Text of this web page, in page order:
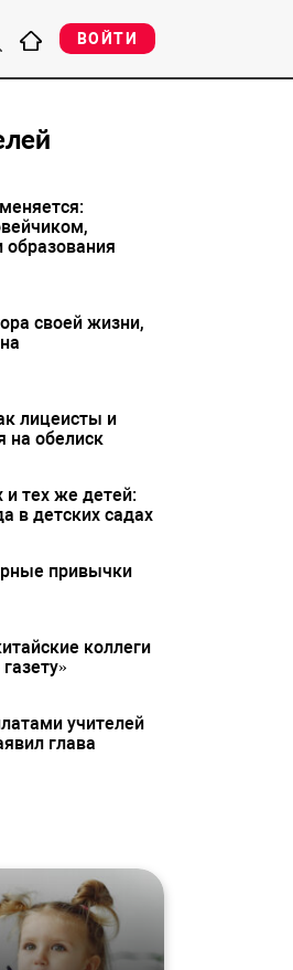
ВОЙТИ
образования
своей жизни,
лицеисты и
на обелиск
и тех же детей:
в детских садах
привычки
коллеги
учителей
глава